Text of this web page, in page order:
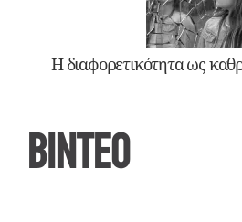
Η διαφορετικότητα ως
ΒΙΝΤΕΟ